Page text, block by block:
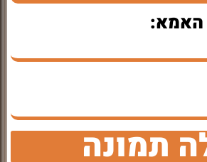
האמא:
תמונה